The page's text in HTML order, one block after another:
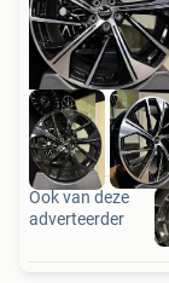
Ook van deze
adverteerder